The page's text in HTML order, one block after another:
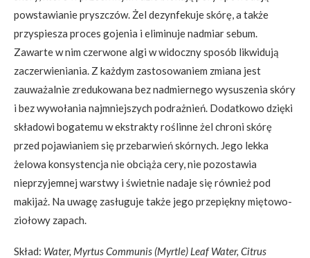
powstawianie pryszczów. Żel dezynfekuje skórę, a także
przyspiesza proces gojenia i eliminuje nadmiar sebum.
Zawarte w nim czerwone algi w widoczny sposób likwidują
zaczerwieniania. Z każdym zastosowaniem zmiana jest
zauważalnie zredukowana bez nadmiernego wysuszenia skóry
i bez wywołania najmniejszych podrażnień. Dodatkowo dzięki
składowi bogatemu w ekstrakty roślinne żel chroni skórę
przed pojawianiem się przebarwień skórnych. Jego lekka
żelowa konsystencja nie obciąża cery, nie pozostawia
nieprzyjemnej warstwy i świetnie nadaje się również pod
makijaż. Na uwagę zasługuje także jego przepiękny miętowo-
ziołowy zapach.
Skład: Water, Myrtus Communis (Myrtle) Leaf Water, Citrus